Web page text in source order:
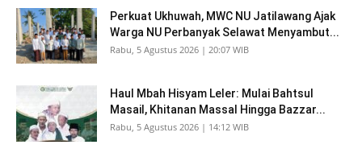
Perkuat Ukhuwah, MWC NU Jatilawang Ajak
Warga NU Perbanyak Selawat Menyambut...
Rabu, 5 Agustus 2026 | 20:07 WIB
Haul Mbah Hisyam Leler: Mulai Bahtsul
Masail, Khitanan Massal Hingga Bazzar...
Rabu, 5 Agustus 2026 | 14:12 WIB